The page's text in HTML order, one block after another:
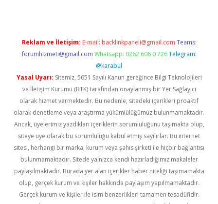
Reklam ve İletişim: E-mail: backlinkpaneli@gmail.com Teams:
forumhizmeti@gmail.com Whatsapp: 0262 606 0 726 Telegram:
@karabul
Yasal Uyarı: Sitemiz, 5651 Sayılı Kanun gereğince Bilgi Teknolojileri
ve İletişim Kurumu (BTK) tarafından onaylanmış bir Yer Sağlayıcı
olarak hizmet vermektedir. Bu nedenle, sitedeki içerikleri proaktif
olarak denetleme veya araştırma yükümlülüğümüz bulunmamaktadır.
Ancak, üyelerimiz yazdıkları içeriklerin sorumluluğunu taşımakta olup,
siteye üye olarak bu sorumluluğu kabul etmiş sayılırlar. Bu internet
sitesi, herhangi bir marka, kurum veya şahıs şirketi ile hiçbir bağlantısı
bulunmamaktadır. Sitede yalnızca kendi hazırladığımız makaleler
paylaşılmaktadır. Burada yer alan içerikler haber niteliği taşımamakta
olup, gerçek kurum ve kişiler hakkında paylaşım yapılmamaktadır.
Gerçek kurum ve kişiler ile isim benzerlikleri tamamen tesadüfidir.